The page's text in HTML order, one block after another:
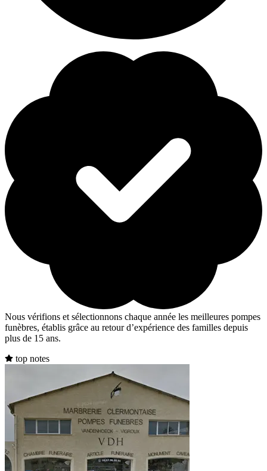
Nous vérifions et sélectionnons chaque année les meilleures pompes
funèbres, établis grâce au retour d’expérience des familles depuis
plus de 15 ans.
top notes